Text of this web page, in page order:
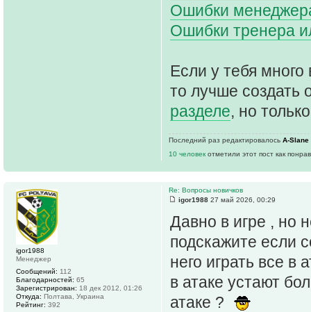
Ошибки
Ошибки тренера
Если у тебя много
то лучше создать
разделе, но
Последний раз редактировалось A-Slane
10 человек отметили этот пост как
Re: Вопросы новичков
igor1988 27 май 2026, 00:29
Давно в игре , но
подскажите если
него играть все в
в атаке устают
атаке ?
igor1988
Менеджер
Сообщений: 112
Благодарностей: 65
Зарегистрирован: 18 дек 2012, 01:26
Откуда: Полтава, Украина
Рейтинг: 392